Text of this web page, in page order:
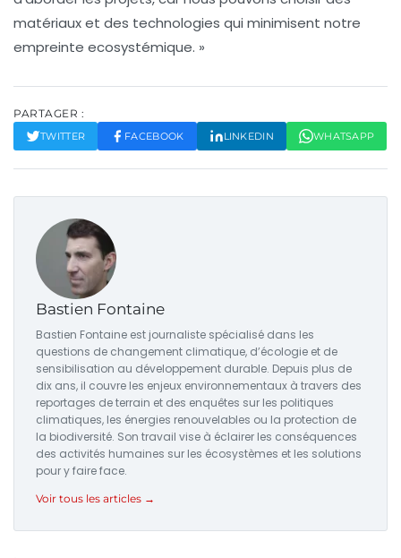
matériaux et des technologies qui minimisent notre
empreinte ecosystémique. »
PARTAGER :
TWITTER FACEBOOK LINKEDIN WHATSAPP
Bastien Fontaine
Bastien Fontaine est journaliste spécialisé dans les
questions de changement climatique, d’écologie et de
sensibilisation au développement durable. Depuis plus de
dix ans, il couvre les enjeux environnementaux à travers des
reportages de terrain et des enquêtes sur les politiques
climatiques, les énergies renouvelables ou la protection de
la biodiversité. Son travail vise à éclairer les conséquences
des activités humaines sur les écosystèmes et les solutions
pour y faire face.
Voir tous les articles →